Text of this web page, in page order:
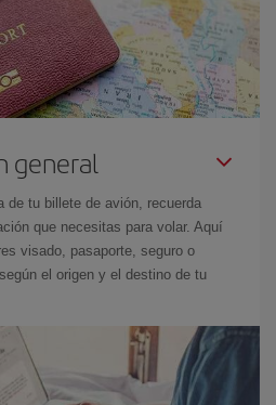
general
de tu billete de avión, recuerda
que necesitas para volar. Aquí
visado, pasaporte, seguro o
el origen y el destino de tu